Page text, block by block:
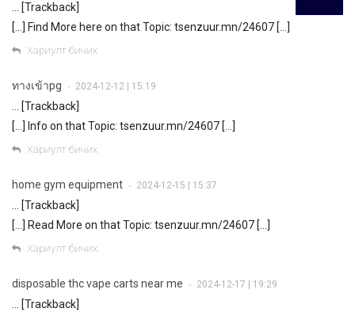
… [Trackback]
[…] Find More here on that Topic: tsenzuur.mn/24607 […]
Хариулт бичих
ทางเข้าpg • 2024-12-12 | 15:19
… [Trackback]
[…] Info on that Topic: tsenzuur.mn/24607 […]
Хариулт бичих
home gym equipment • 2024-12-15 | 15:37
… [Trackback]
[…] Read More on that Topic: tsenzuur.mn/24607 […]
Хариулт бичих
disposable thc vape carts near me • 2024-12-17 | 19:29
… [Trackback]